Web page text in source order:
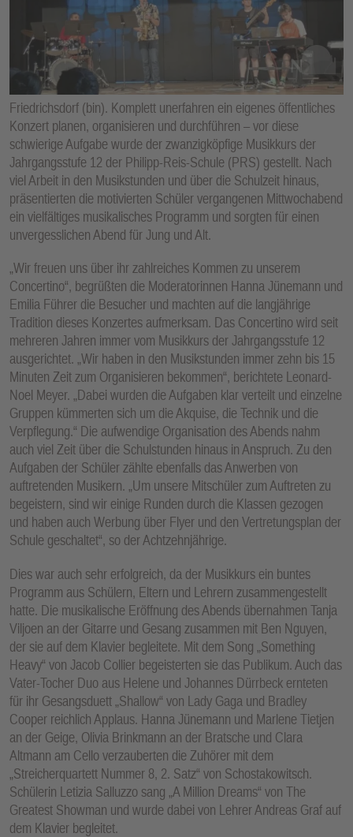
Friedrichsdorf (bin). Komplett unerfahren ein eigenes öffentliches
Konzert planen, organisieren und durchführen – vor diese
schwierige Aufgabe wurde der zwanzigköpfige Musikkurs der
Jahrgangsstufe 12 der Philipp-Reis-Schule (PRS) gestellt. Nach
viel Arbeit in den Musikstunden und über die Schulzeit hinaus,
präsentierten die motivierten Schüler vergangenen Mittwochabend
ein vielfältiges musikalisches Programm und sorgten für einen
unvergesslichen Abend für Jung und Alt.
„Wir freuen uns über ihr zahlreiches Kommen zu unserem
Concertino“, begrüßten die Moderatorinnen Hanna Jünemann und
Emilia Führer die Besucher und machten auf die langjährige
Tradition dieses Konzertes aufmerksam. Das Concertino wird seit
mehreren Jahren immer vom Musikkurs der Jahrgangsstufe 12
ausgerichtet. „Wir haben in den Musikstunden immer zehn bis 15
Minuten Zeit zum Organisieren bekommen“, berichtete Leonard-
Noel Meyer. „Dabei wurden die Aufgaben klar verteilt und einzelne
Gruppen kümmerten sich um die Akquise, die Technik und die
Verpflegung.“ Die aufwendige Organisation des Abends nahm
auch viel Zeit über die Schulstunden hinaus in Anspruch. Zu den
Aufgaben der Schüler zählte ebenfalls das Anwerben von
auftretenden Musikern. „Um unsere Mitschüler zum Auftreten zu
begeistern, sind wir einige Runden durch die Klassen gezogen
und haben auch Werbung über Flyer und den Vertretungsplan der
Schule geschaltet“, so der Achtzehnjährige.
Dies war auch sehr erfolgreich, da der Musikkurs ein buntes
Programm aus Schülern, Eltern und Lehrern zusammengestellt
hatte. Die musikalische Eröffnung des Abends übernahmen Tanja
Viljoen an der Gitarre und Gesang zusammen mit Ben Nguyen,
der sie auf dem Klavier begleitete. Mit dem Song „Something
Heavy“ von Jacob Collier begeisterten sie das Publikum. Auch das
Vater-Tocher Duo aus Helene und Johannes Dürrbeck ernteten
für ihr Gesangsduett „Shallow“ von Lady Gaga und Bradley
Cooper reichlich Applaus. Hanna Jünemann und Marlene Tietjen
an der Geige, Olivia Brinkmann an der Bratsche und Clara
Altmann am Cello verzauberten die Zuhörer mit dem
„Streicherquartett Nummer 8, 2. Satz“ von Schostakowitsch.
Schülerin Letizia Salluzzo sang „A Million Dreams“ von The
Greatest Showman und wurde dabei von Lehrer Andreas Graf auf
dem Klavier begleitet.
E